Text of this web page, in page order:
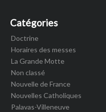
Catégories
Doctrine
Horaires des messes
La Grande Motte
Non classé
Nouvelle de France
Nouvelles Catholiques
Palavas-Villeneuve